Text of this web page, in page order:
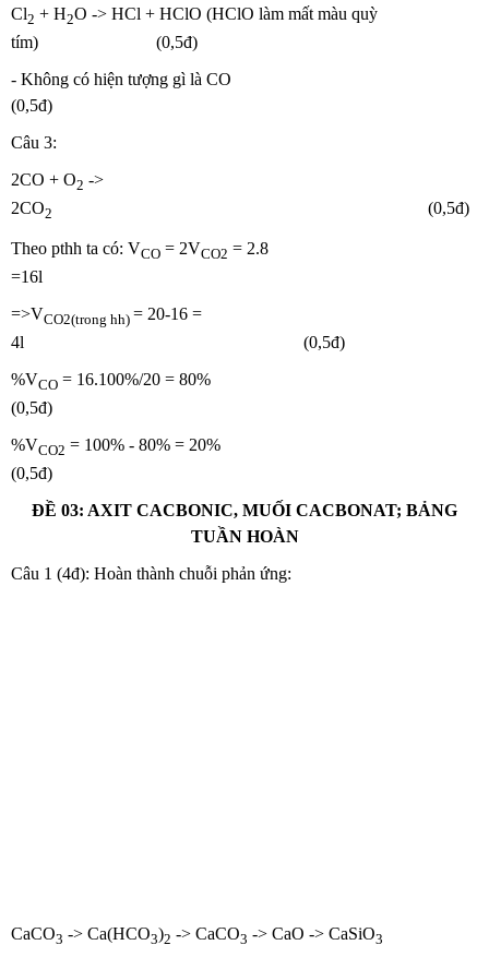
Cl2 + H2O -> HCl + HClO (HClO làm mất màu quỳ
tím) (0,5đ)
- Không có hiện tượng gì là CO
(0,5đ)
Câu 3:
2CO + O2 ->
2CO2 (0,5đ)
Theo pthh ta có: VCO = 2VCO2 = 2.8
=16l
=>VCO2(trong hh) = 20-16 =
4l (0,5đ)
%VCO = 16.100%/20 = 80%
(0,5đ)
%VCO2 = 100% - 80% = 20%
(0,5đ)
ĐỀ 03: AXIT CACBONIC, MUỐI CACBONAT; BẢNG
TUẦN HOÀN
Câu 1 (4đ): Hoàn thành chuỗi phản ứng:
CaCO3 -> Ca(HCO3)2 -> CaCO3 -> CaO -> CaSiO3